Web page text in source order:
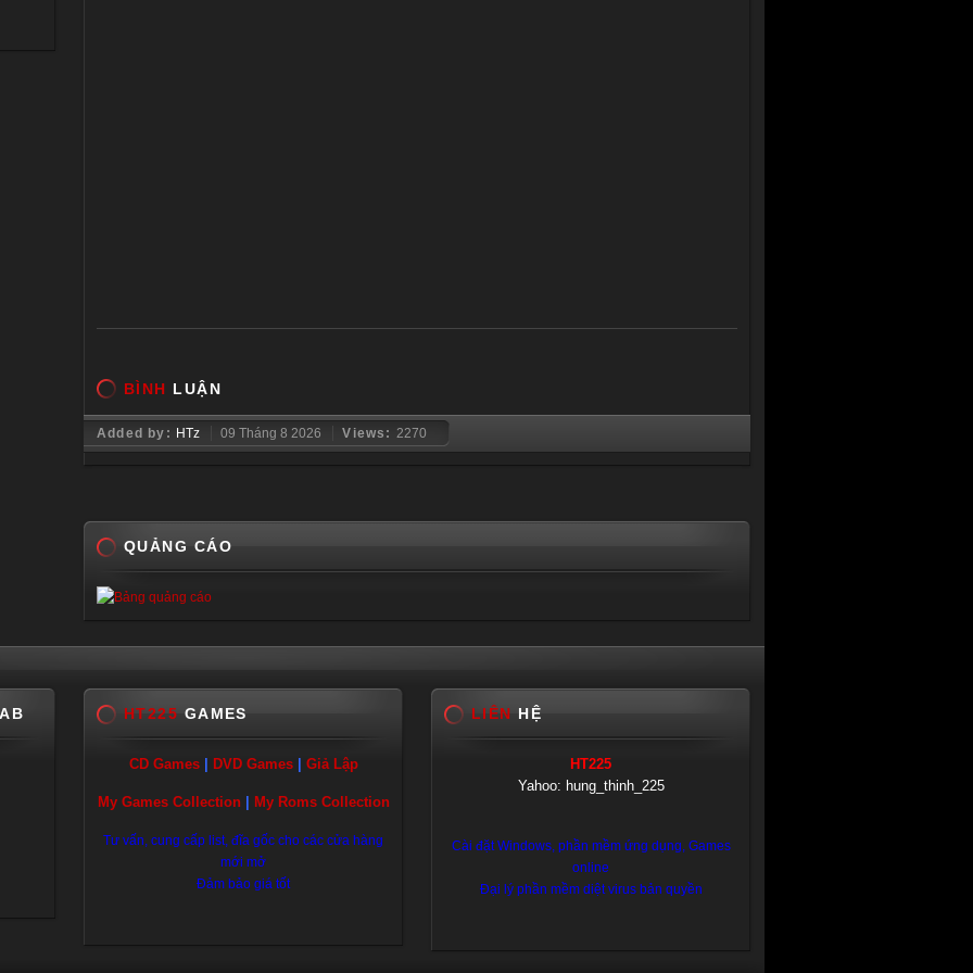
BÌNH LUẬN
Added by: HTz 09 Tháng 8 2026 Views: 2270
QUẢNG CÁO
HT225 GAMES
CD Games| DVD Games| Giả Lập
My Games Collection| My Roms Collection
Tư vấn, cung cấp list, đĩa gốc cho các cửa hàng
mới mở
Đảm bảo giá tốt
LIÊN HỆ
HT225
Yahoo: hung_thinh_225
Cài đặt Windows, phần mềm ứng dụng, Games
online
Đại lý phần mềm diệt virus bản quyền